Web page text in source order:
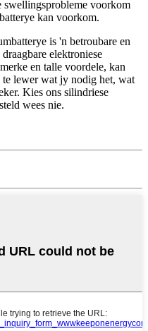
swellingsprobleme voorkom
kan voorkom.
is 'n betroubare en
elektroniese
en talle voordele, kan
lewer wat jy nodig het, wat
Kies ons silindriese
wees nie.